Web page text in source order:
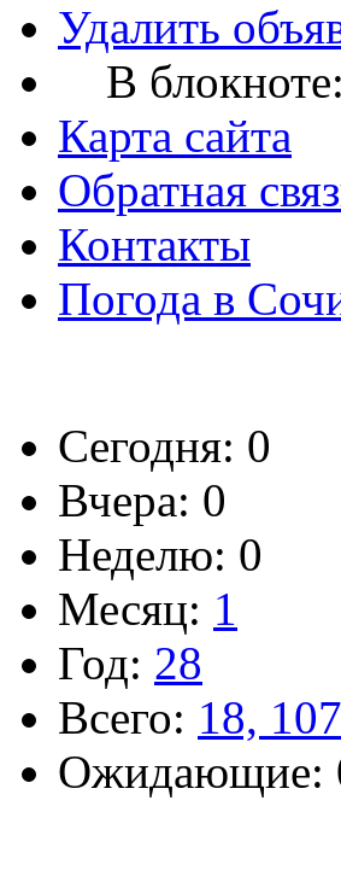
Удалить
В блокноте:
Карта сайта
Обратная
Контакты
Погода в
Сегодня: 0
Вчера: 0
Неделю: 0
Месяц: 1
Год: 28
Всего: 18, 107
Ожидающие: